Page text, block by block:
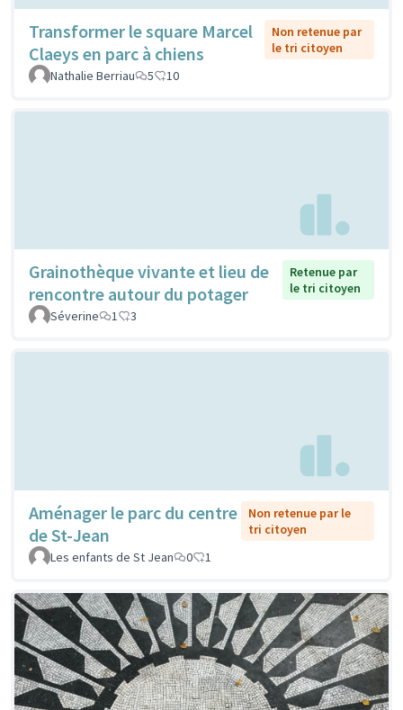
Transformer le square Marcel
Claeys en parc à chiens
Non retenue par
le tri citoyen
Nathalie Berriau
5 10
Grainothèque vivante et lieu de
rencontre autour du potager
Retenue par
le tri citoyen
Séverine
1 3
Aménager le parc du centre
de St-Jean
Non retenue par le
tri citoyen
Les enfants de St Jean
0 1